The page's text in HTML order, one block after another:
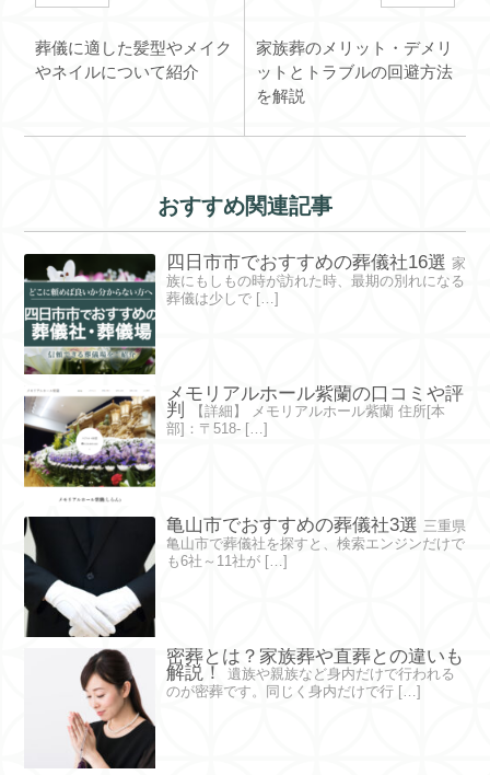
葬儀に適した髪型やメイク
やネイルについて紹介
家族葬のメリット・デメリ
ットとトラブルの回避方法
を解説
おすすめ関連記事
四日市市でおすすめの葬儀社16選 家
族にもしもの時が訪れた時、最期の別れになる
葬儀は少しで […]
メモリアルホール紫蘭の口コミや評
判
【詳細】 メモリアルホール紫蘭 住所[本
部]：〒518- […]
亀山市でおすすめの葬儀社3選 三重県
亀山市で葬儀社を探すと、検索エンジンだけで
も6社～11社が […]
密葬とは？家族葬や直葬との違いも
解説！
遺族や親族など身内だけで行われる
のが密葬です。同じく身内だけで行 […]